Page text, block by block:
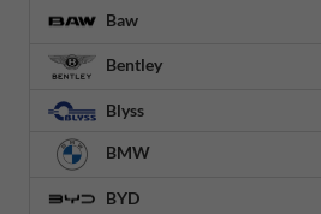
Baw
Bentley
Blyss
BMW
BYD